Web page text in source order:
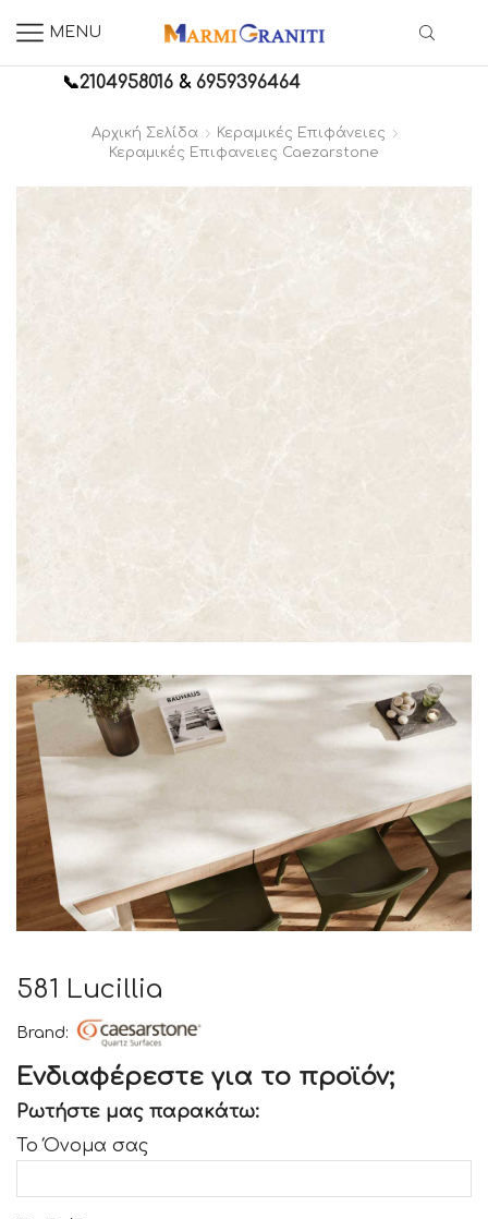
MENU
📞2104958016 &6959396464
Αρχική Σελίδα
Κεραμικές Επιφάνειες
Κεραμικές Επιφανειες Caezarstone
581 Lucillia
Brand:
Ενδιαφέρεστε για το προϊόν;
Ρωτήστε μας παρακάτω:
Το Όνομα σας